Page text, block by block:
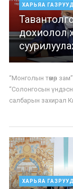
ХАРЬЯА ГАЗРУУД
дохиолол
“Монголын төмөр
“Солонгосын
салбарын захирал
ХАРЬЯА ГАЗРУУД